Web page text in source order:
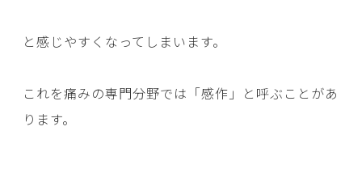
と感じやすくなってしまいます。
これを痛みの専門分野では「感作」と呼ぶことがあ
ります。